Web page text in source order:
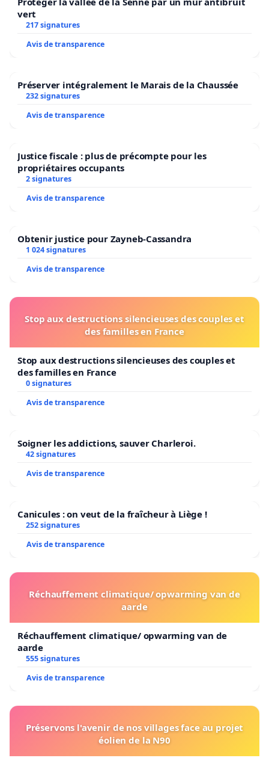
vert
217 signatures
Avis de transparence
Préserver intégralement le Marais de la Chaussée
232 signatures
Avis de transparence
Justice fiscale : plus de précompte pour les
propriétaires occupants
2 signatures
Avis de transparence
Obtenir justice pour Zayneb-Cassandra
1 024 signatures
Avis de transparence
Stop aux destructions silencieuses des couples et
des familles en France
Stop aux destructions silencieuses des couples et
des familles en France
0 signatures
Avis de transparence
Soigner les addictions, sauver Charleroi.
42 signatures
Avis de transparence
Canicules : on veut de la fraîcheur à Liège !
252 signatures
Avis de transparence
Réchauffement climatique/ opwarming van de
aarde
Réchauffement climatique/ opwarming van de
aarde
555 signatures
Avis de transparence
Préservons l'avenir de nos villages face au projet
éolien de la N90